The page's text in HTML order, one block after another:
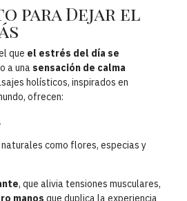
para Dejar el
que el estrés del día se
a una sensación de calma
holísticos, inspirados en
ofrecen:
como flores, especias y
, que alivia tensiones musculares,
manos que duplica la experiencia